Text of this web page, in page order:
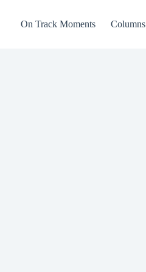
On Track Moments Columns